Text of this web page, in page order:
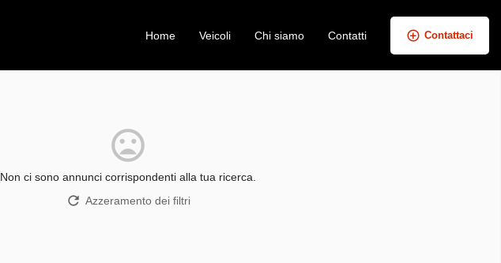
Home Veicoli Chi siamo Contatti Contattaci
Non ci sono annunci corrispondenti alla tua ricerca.
Azzeramento dei filtri